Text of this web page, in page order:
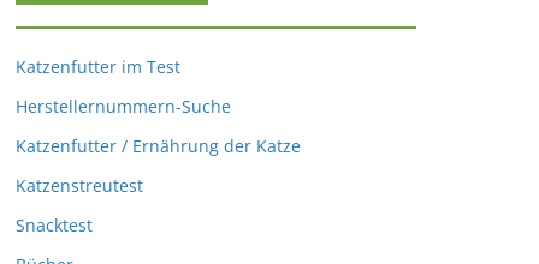
Katzenfutter im Test
Herstellernummern-Suche
Katzenfutter / Ernährung der Katze
Katzenstreutest
Snacktest